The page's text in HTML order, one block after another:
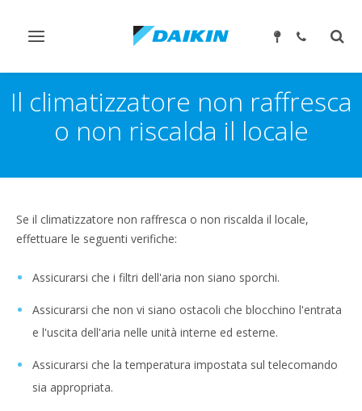
Attiva/disattiva
Il climatizzatore non raffresca
o non riscalda il locale
Se il climatizzatore non raffresca o non riscalda il locale,
effettuare le seguenti verifiche:
Assicurarsi che i filtri dell'aria non siano sporchi.
Assicurarsi che non vi siano ostacoli che blocchino l'entrata
e l'uscita dell'aria nelle unità interne ed esterne.
Assicurarsi che la temperatura impostata sul telecomando
sia appropriata.